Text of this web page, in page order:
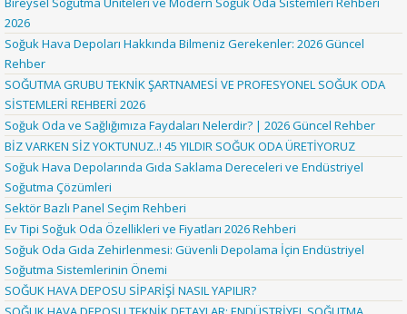
2026
Soğuk Hava Depoları Hakkında Bilmeniz Gerekenler: 2026 Güncel
Rehber
SOĞUTMA GRUBU TEKNİK ŞARTNAMESİ VE PROFESYONEL SOĞUK ODA
SİSTEMLERİ REHBERİ 2026
Soğuk Oda ve Sağlığımıza Faydaları Nelerdir? | 2026 Güncel Rehber
BİZ VARKEN SİZ YOKTUNUZ..! 45 YILDIR SOĞUK ODA ÜRETİYORUZ
Soğuk Hava Depolarında Gıda Saklama Dereceleri ve Endüstriyel
Soğutma Çözümleri
Sektör Bazlı Panel Seçim Rehberi
Ev Tipi Soğuk Oda Özellikleri ve Fiyatları 2026 Rehberi
Soğuk Oda Gıda Zehirlenmesi: Güvenli Depolama İçin Endüstriyel
Soğutma Sistemlerinin Önemi
SOĞUK HAVA DEPOSU SİPARİŞİ NASIL YAPILIR?